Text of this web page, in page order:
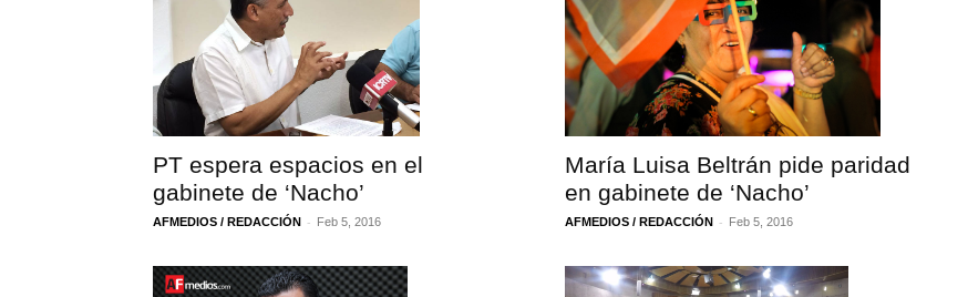
PT espera espacios en el
gabinete de ‘Nacho’
AFMEDIOS / REDACCIÓN - Feb 5, 2016
María Luisa Beltrán pide paridad
en gabinete de ‘Nacho’
AFMEDIOS / REDACCIÓN - Feb 5, 2016